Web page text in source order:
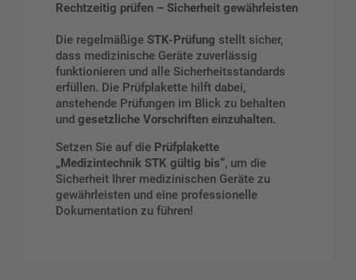
Rechtzeitig prüfen – Sicherheit gewährleisten
Die regelmäßige STK-Prüfung stellt sicher,
dass medizinische Geräte zuverlässig
funktionieren und alle Sicherheitsstandards
erfüllen. Die Prüfplakette hilft dabei,
anstehende Prüfungen im Blick zu behalten
und gesetzliche Vorschriften einzuhalten.
Setzen Sie auf die Prüfplakette
„Medizintechnik STK gültig bis“, um die
Sicherheit Ihrer medizinischen Geräte zu
gewährleisten und eine professionelle
Dokumentation zu führen!